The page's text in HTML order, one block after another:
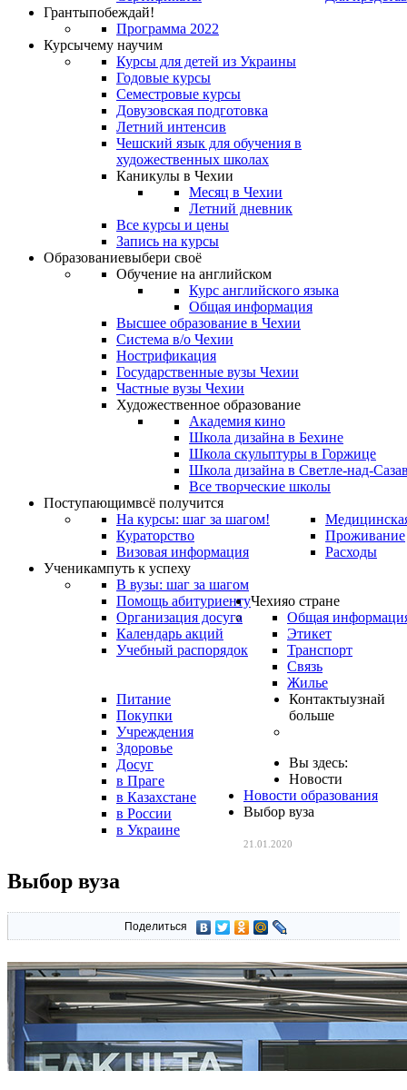
Грантыпобеждай!
Программа 2022
Курсычему научим
Курсы для детей из Украины
Годовые курсы
Семестровые курсы
Довузовская подготовка
Летний интенсив
Чешский язык для обучения в
художественных школах
Каникулы в Чехии
Месяц в Чехии
Летний дневник
Все курсы и цены
Запись на курсы
Образованиевыбери своё
Обучение на английском
Курс английского языка
Общая информация
Высшее образование в Чехии
Система в/о Чехии
Нострификация
Государственные вузы Чехии
Частные вузы Чехии
Художественное образование
Академия кино
Школа дизайна в Бехине
Школа скульптуры в Горжице
Школа дизайна в Светле-над-
Все творческие школы
Поступающимвсё получится
На курсы: шаг за шагом!
Кураторство
Визовая информация
Проживание
Расходы
Ученикампуть к успеху
В вузы: шаг за шагом
Помощь абитуриенту
Организация досуга
Календарь акций
Учебный распорядок
Чехияо стране
Общая
Этикет
Транспорт
Связь
Жилье
Питание
Покупки
Учреждения
Здоровье
Досуг
Контактыузнай
больше
в Праге
в Казахстане
в России
в Украине
Вы здесь:
Новости
Новости образования
Выбор вуза
21.01.2020
Выбор вуза
Поделиться